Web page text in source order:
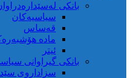
بانکی
سیاسیەکان
قەساس
مادە
ئیتر
بانکی گیراوانی
سزاداروی